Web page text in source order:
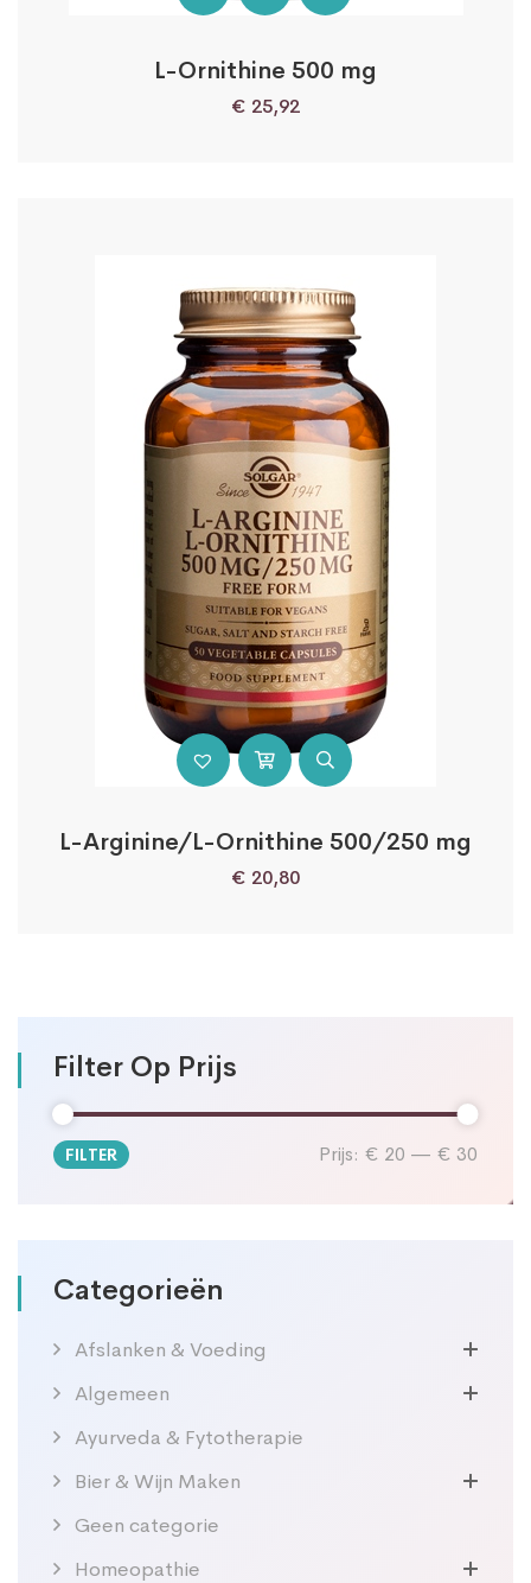
Filter Op Prijs
Min.
Max.
FILTER Prijs: € 20 — € 30
Categorieën
Afslanken & Voeding
Algemeen
Ayurveda & Fytotherapie
Bier & Wijn Maken
Geen categorie
Homeopathie
L-Ornithine 500 mg
€ 25,92
L-Arginine/L-Ornithine 500/250 mg
€ 20,80